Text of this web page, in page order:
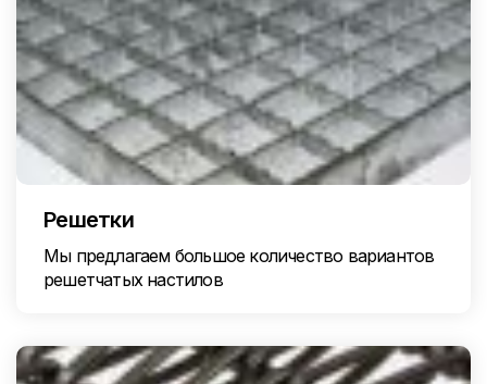
Решетки
Мы предлагаем большое количество вариантов
решетчатых настилов